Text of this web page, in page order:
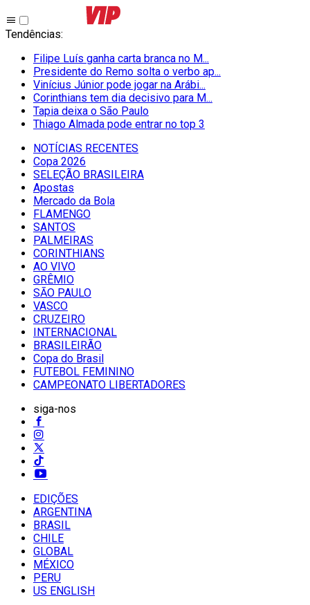
Tendências:
Filipe Luís ganha carta branca no M...
Presidente do Remo solta o verbo ap...
Vinícius Júnior pode jogar na Arábi...
Corinthians tem dia decisivo para M...
Tapia deixa o São Paulo
Thiago Almada pode entrar no top 3
NOTÍCIAS RECENTES
Copa 2026
SELEÇÃO BRASILEIRA
Apostas
Mercado da Bola
FLAMENGO
SANTOS
PALMEIRAS
CORINTHIANS
AO VIVO
GRÊMIO
SĀO PAULO
VASCO
CRUZEIRO
INTERNACIONAL
BRASILEIRÃO
Copa do Brasil
FUTEBOL FEMININO
CAMPEONATO LIBERTADORES
siga-nos
EDIÇÕES
ARGENTINA
BRASIL
CHILE
GLOBAL
MÉXICO
PERU
US ENGLISH